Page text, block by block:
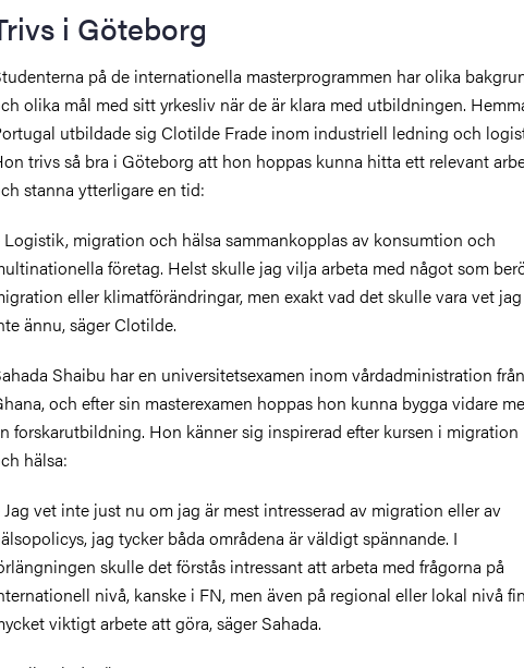
i Göteborg
på de internationella masterprogrammen har olika
olika mål med sitt yrkesliv när de är klara med utbildningen.
utbildade sig Clotilde Frade inom industriell ledning och
trivs så bra i Göteborg att hon hoppas kunna hitta ett relevant
stanna ytterligare en tid:
Logistik, migration och hälsa sammankopplas av konsumtion och
företag. Helst skulle jag vilja arbeta med något som
eller klimatförändringar, men exakt vad det skulle vara vet jag
ännu, säger Clotilde.
Shaibu har en universitetsexamen inom vårdadministration från
och efter sin masterexamen hoppas hon kunna bygga vidare
forskarutbildning. Hon känner sig inspirerad efter kursen i migration
hälsa:
Jag vet inte just nu om jag är mest intresserad av migration eller av
jag tycker båda områdena är väldigt spännande. I
skulle det förstås intressant att arbeta med frågorna på
nivå, kanske i FN, men även på regional eller lokal nivå
viktigt arbete att göra, säger Sahada.